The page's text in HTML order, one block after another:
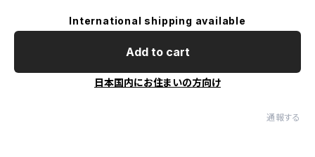
International shipping available
Add to cart
日本国内にお住まいの方向け
通報する